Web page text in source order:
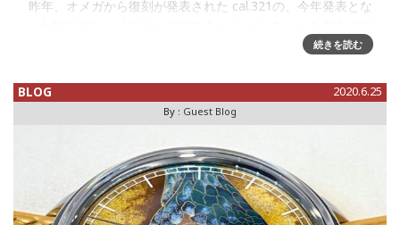
昨年、オメガから復刻が発表された cal.321の、今年発表とな
ンレススティール」が日本初入荷したのでレポートします。
続きを読む
BLOG 2020.6.25
By : Guest Blog